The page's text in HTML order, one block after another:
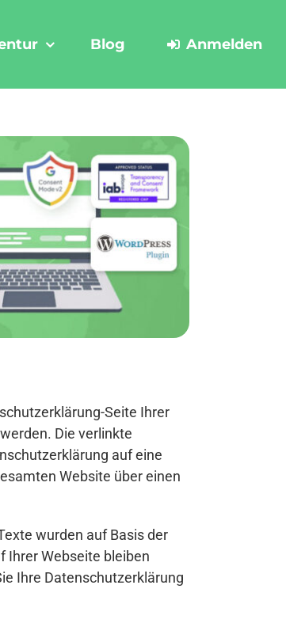
Blog Anmelden
Seite Ihrer
Die verlinkte
auf eine
Website über einen
wurden auf Basis der
Ihrer Webseite bleiben
Ihre Datenschutzerklärung